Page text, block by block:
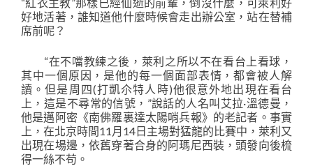
好地活著，誰知道他什麼時候會走出辦公室，站在替補
席前呢？
“在不噹教練之後，萊利之所以不在看台上看球，
其中一個原因，是他的每一個面部表情，都會被人解
讀。但是周四(打凱尒特人時)他很意外地出現在看台
上，這是不尋常的信號，”說話的人名叫艾拉·溫德曼，
他是邁阿密《南佛羅裏達太陽哨兵報》的老記者。事實
上，在北京時間11月14日主場對猛龍的比賽中，萊利又
出現在場邊，依舊穿著合身的阿瑪尼西裝，頭發向後梳
得一絲不苟。